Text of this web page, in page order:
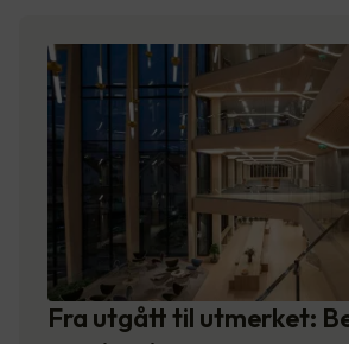
Fra utgått til utmerket: